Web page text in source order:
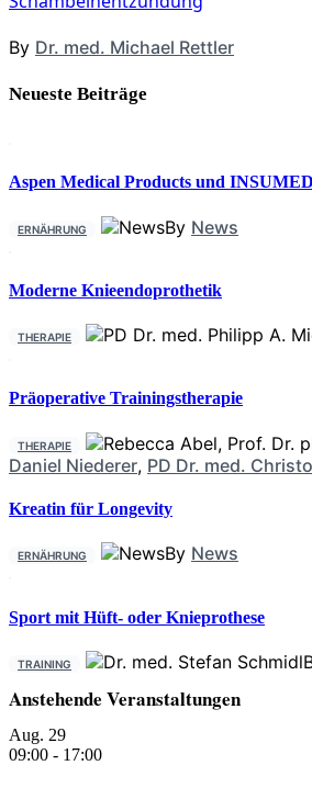
By Dr. med. Michael Rettler
Neueste Beiträge
Aspen Medical Products und
ERNÄHRUNG By News
Moderne Knieendoprothetik
THERAPIE
Präoperative Trainingstherapie
THERAPIE
Daniel Niederer, PD Dr. med.
Kreatin für Longevity
ERNÄHRUNG By News
Sport mit Hüft- oder Knieprothese
TRAINING
Anstehende Veranstaltungen
Aug. 29
09:00 - 17:00